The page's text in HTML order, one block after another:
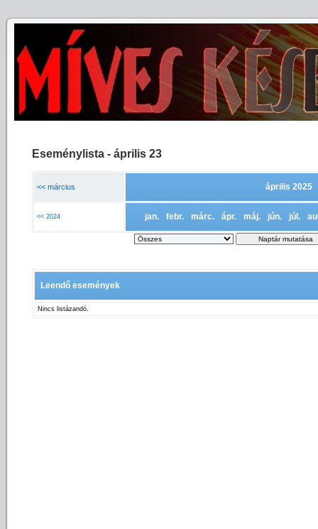
Eseménylista - április 23
<< március április 2025
<< 2024 jan. febr. márc. ápr. máj. jún. júl.
Leendő események
Nincs listázandó.